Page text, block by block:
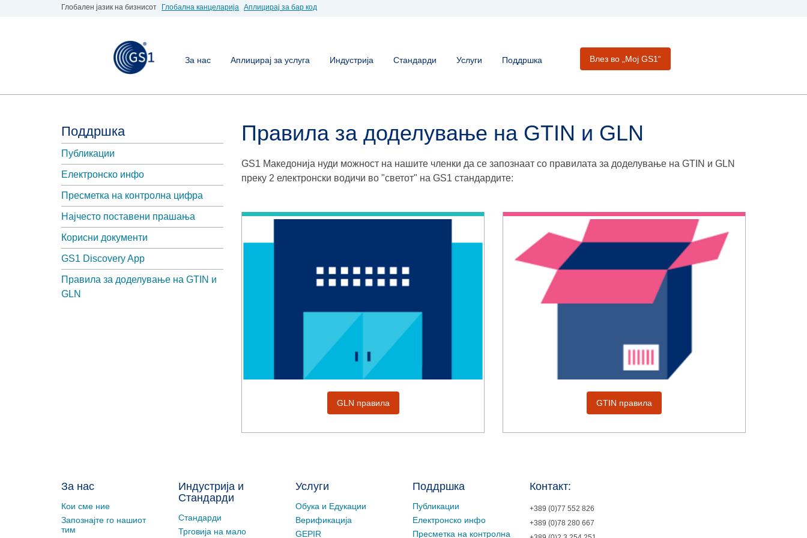
Глобален јазик на бизнисот Глобална канцеларија Аплицирај за бар код
За нас Аплицирај за услуга Индустрија Стандарди Услуги Поддршка Влез во „Moj GS1“
Поддршка
Публикации
Електронско инфо
Пресметка на контролна цифра
Најчесто поставени прашања
Корисни документи
GS1 Discovery App
Правила за доделување на GTIN и
GLN
Правила за доделување на GTIN и GLN
GS1 Македонија нуди можност на нашите членки да се запознаат со правилата за доделување на GTIN и GLN
преку 2 електронски водичи во "светот" нa GS1 стандардите:
GLN правила GTIN правила
За нас
Кои сме ние
Запознајте го нашиот
тим
Индустрија и
Стандарди
Стандарди
Трговија на мало
Услуги
Обука и Едукации
Верификација
GEPIR
Поддршка
Публикации
Електронско инфо
Пресметка на контролна
Контакт:
+389 (0)77 552 826
+389 (0)78 280 667